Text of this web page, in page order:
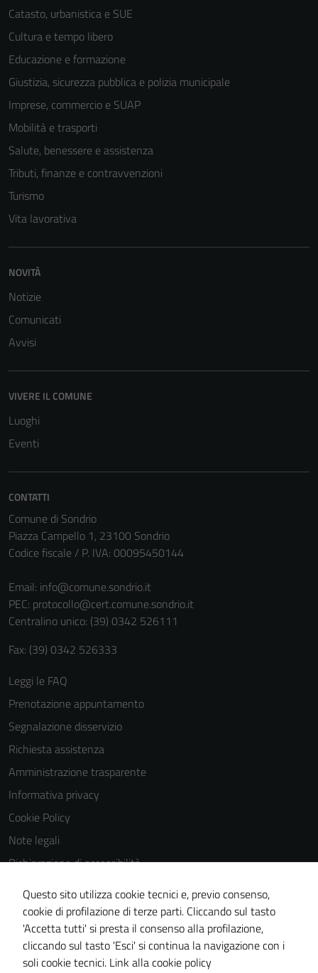
Catasto, urbanistica e SUE
Cultura e tempo libero
Educazione e formazione
Giustizia, sicurezza pubblica e polizia municipale
Imprese, commercio e SUAP
Mobilità e trasporti
Salute, benessere e assistenza
Tributi, finanze e contravvenzioni
Turismo
Vita lavorativa
NOVITÀ
Notizie
Comunicati
Avvisi
VIVERE IL COMUNE
Luoghi
Eventi
CONTATTI
Comune di Sondrio
Piazza Campello 1, 23100 Sondrio
Codice fiscale / P. IVA: 00095450144
Email: info@comune.sondrio.it
PEC: protocollo@cert.comune.sondrio.it
Centralino unico: (39) 0342 526111
Fax: (39) 0342 526333
Leggi le FAQ
Prenotazione appuntamento
Segnalazione disservizio
Richiesta assistenza
Amministrazione trasparente
Informativa privacy
Cookie Policy
Note legali
Dichiarazione di accessibilità
Dichiarazione di accessibilità Servizi
Whistleblowing
Piano di miglioramento del sito
Area riservata
Questo sito utilizza cookie tecnici e, previo consenso,
cookie di profilazione di terze parti. Cliccando sul tasto
'Accetta tutti' si presta il consenso alla profilazione,
cliccando sul tasto 'Esci' si continua la navigazione con i
soli cookie tecnici. Link alla cookie policy
per il
disabilitati.
informazioni